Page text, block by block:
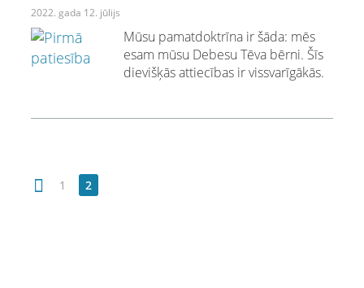
2022. gada 12. jūlijs
Mūsu pamatdoktrīna ir šāda: mēs
esam mūsu Debesu Tēva bērni. Šīs
dievišķās attiecības ir vissvarīgākās.
1 2